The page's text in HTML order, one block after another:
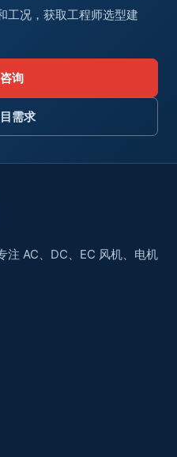
工况，获取工程师选型建
询
需求
注 AC、DC、EC 风机、电机